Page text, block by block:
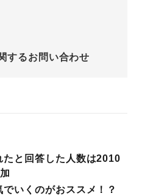
するお問い合わせ
と回答した人数は2010
いくのがおススメ！？
輪のご購入と
ラインショップ